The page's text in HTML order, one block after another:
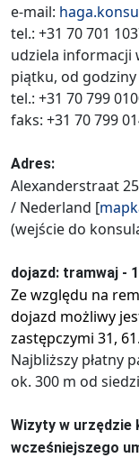
e-mail:
tel.: +31 70 701
udziela informacji
piątku, od godziny
tel.: +31 70 799
faks: +31 70 799
Adres:
Alexanderstraat
/ Nederland [
(wejście do
dojazd: tramwaj -
Ze względu na
dojazd możliwy
zastępczymi 31, 61.
Najbliższy płatny
ok. 300 m od
Wizyty w urzędzie
wcześniejszego